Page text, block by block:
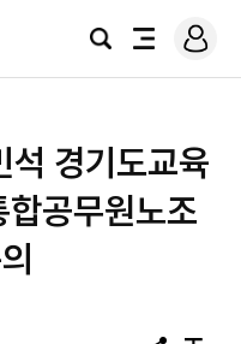
검
전
로
그
경기도교육
공무원노조